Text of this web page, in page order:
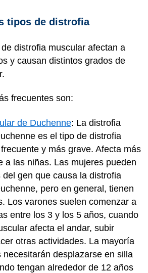
tipos de distrofia
distrofia muscular afectan a
y causan distintos grados de
frecuentes son:
de Duchenne: La distrofia
es el tipo de distrofia
y más grave. Afecta más
a las niñas. Las mujeres pueden
gen que causa la distrofia
pero en general, tienen
Los varones suelen comenzar a
entre los 3 y los 5 años, cuando
afecta el andar, subir
otras actividades. La mayoría
necesitarán desplazarse en silla
tengan alrededor de 12 años